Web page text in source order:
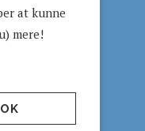
at kunne
mere!